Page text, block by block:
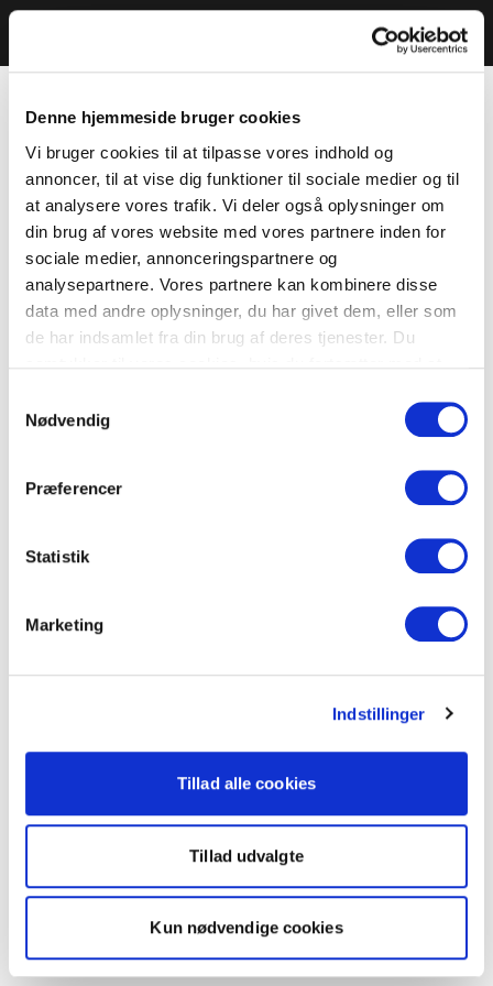
Denne hjemmeside bruger cookies
Vi bruger cookies til at tilpasse vores indhold og
annoncer, til at vise dig funktioner til sociale medier og til
at analysere vores trafik. Vi deler også oplysninger om
din brug af vores website med vores partnere inden for
sociale medier, annonceringspartnere og
analysepartnere. Vores partnere kan kombinere disse
data med andre oplysninger, du har givet dem, eller som
de har indsamlet fra din brug af deres tjenester. Du
Nødvendig
Præferencer
Statistik
Marketing
Indstillinger
Tillad alle cookies
Tillad udvalgte
Kun nødvendige cookies